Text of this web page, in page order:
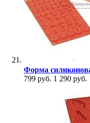
Форма
799 руб. 1 290 руб.